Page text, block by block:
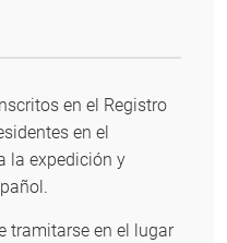
en el Registro
en el
la expedición y
tramitarse en el lugar